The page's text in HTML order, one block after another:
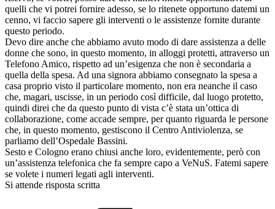
quelli che vi potrei fornire adesso, se lo ritenete opportuno datemi un
cenno, vi faccio sapere gli interventi o le assistenze fornite durante
questo periodo.
Devo dire anche che abbiamo avuto modo di dare assistenza a delle
donne che sono, in questo momento, in alloggi protetti, attraverso un
Telefono Amico, rispetto ad un’esigenza che non è secondaria a
quella della spesa. Ad una signora abbiamo consegnato la spesa a
casa proprio visto il particolare momento, non era neanche il caso
che, magari, uscisse, in un periodo così difficile, dal luogo protetto,
quindi direi che da questo punto di vista c’è stata un’ottica di
collaborazione, come accade sempre, per quanto riguarda le persone
che, in questo momento, gestiscono il Centro Antiviolenza, se
parliamo dell’Ospedale Bassini.
Sesto e Cologno erano chiusi anche loro, evidentemente, però con
un’assistenza telefonica che fa sempre capo a VeNuS. Fatemi sapere
se volete i numeri legati agli interventi.
Si attende risposta scritta